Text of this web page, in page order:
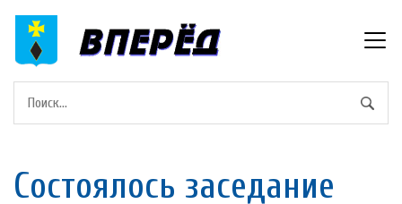
Состоялось заседание